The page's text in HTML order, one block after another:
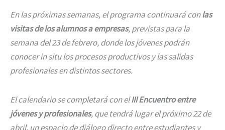
En las próximas semanas, el programa continuará conlas
visitas de los alumnos a empresas, previstas para la
semana del 23 de febrero, donde los jóvenes podrán
conocer in situ los procesos productivos y las salidas
profesionales en distintos sectores.
El calendario se completará con elIII Encuentro entre
jóvenes y profesionales, que tendrá lugar el próximo 22 de
abril, un espacio de diálogo directo entre estudiantes y